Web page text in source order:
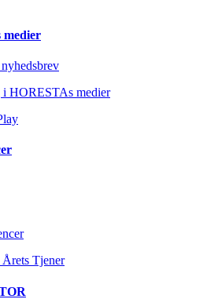
medier
i HORESTAs medier
Tjener